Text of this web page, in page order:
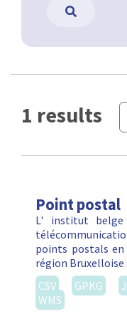
1 results
Point postal
L' institut belge
points postals en
région
CSV
GPKG
WMS